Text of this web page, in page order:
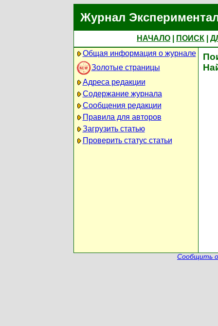
Журнал
НАЧАЛО ПОИСК
Общая информация о журнале
Золотые страницы
Адреса редакции
Содержание журнала
Сообщения редакции
Правила для авторов
Загрузить статью
Проверить статус статьи
Сообщить о